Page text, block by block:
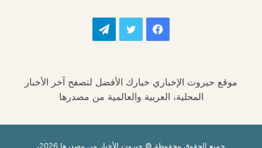
فيسبوك تويتر تيلقرام
موقع حيروت الإخباري خيارك الأفضل لتصفح آخر الأخبار
المحلية، العربية والعالمية من مصدرها
جميع الحقوق محفوظة © حيروت الأخبار من مصدرها 2026،